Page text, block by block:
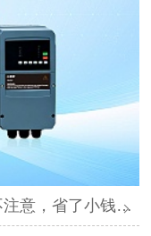
小钱却可能毁了设备